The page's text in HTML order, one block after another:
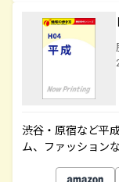
渋谷・原宿など平
ム、ファッション